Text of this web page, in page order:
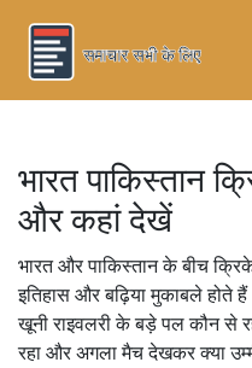
भारत पाकिस्तान
और कहां देखें
भारत और पाकिस्तान के बीच
इतिहास और बढ़िया मुकाबले होते
खूनी राइवलरी के बड़े पल कौन से
रहा और अगला मैच देखकर क्या